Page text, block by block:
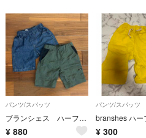
パンツ/スパッツ
ブランシェス ハーフパンツ男の子100㎝ ２点セット
¥ 880
パンツ/スパッツ
¥ 300